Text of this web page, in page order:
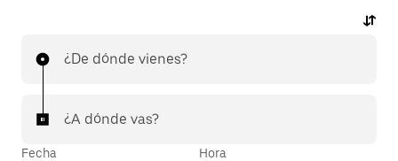
¿De dónde vienes?
¿A dónde vas?
Fecha Hora